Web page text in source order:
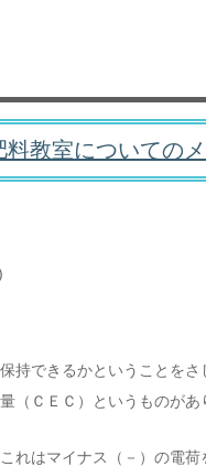
教室についての
持できるかということをさ
（ＣＥＣ）というものがあ
れはマイナス（－）の電荷